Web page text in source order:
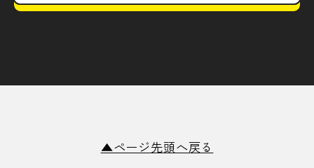
▲ページ先頭へ戻る